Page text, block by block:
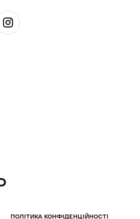
ПОЛІТИКА КОНФІДЕНЦІЙНОСТІ